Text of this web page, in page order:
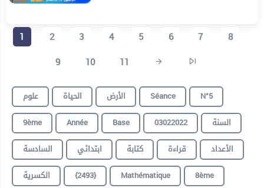
1 2 3 4 5 6 7
8
9
10 11
علوم الحياة الأرض Séance
N°5
9ème
Année Base 03022022
السنة
السادسة
ابتدائي كتابة قراءة
الأعداد
الكسرية
{2493} Mathématique 8ème